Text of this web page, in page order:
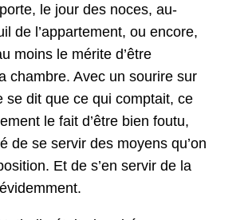
le jour des noces, au-
de l’ap­parte­ment, ou encore,
moins le mérite d’être
cham­bre. Avec un sourire sur
se dit que ce qui comp­tait, ce
le fait d’être bien foutu,
de se servir des moyens qu’on
Et de s’en servir de la